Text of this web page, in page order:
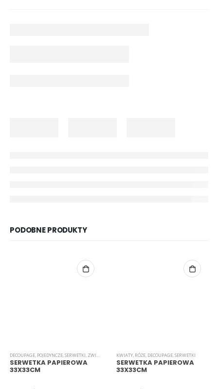
PODOBNE PRODUKTY
DECOUPAGE, POJEDYNCZE,SERWETKI, ZWIERZĘTA/NATURA
SERWETKA PAPIEROWA
33X33CM
KWIATY, RÓŻE, DECOUPAGE,SERWETKI
SERWETKA PAPIEROWA
33X33CM